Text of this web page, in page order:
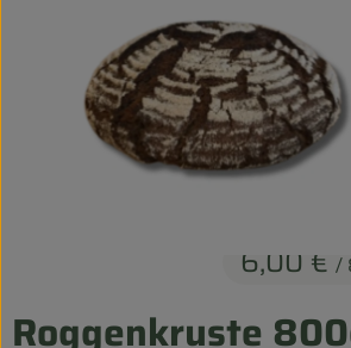
Entspannt durch die FERIEN
Obst & Gemüse
Kühltheke
Kosmetik
Roggenkruste
6,00 € /